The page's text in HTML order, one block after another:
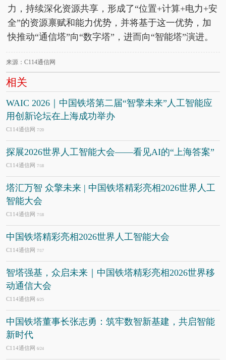
力，持续深化资源共享，形成了“位置+计算+电力+安
全”的资源禀赋和能力优势，并将基于这一优势，加
快推动“通信塔”向“数字塔”，进而向“智能塔”演进。
来源：C114通信网
相关
WAIC 2026｜中国铁塔第二届“智擎未来”人工智能应
用创新论坛在上海成功举办
C114通信网 7/20
探展2026世界人工智能大会——看见AI的“上海答案”
C114通信网 7/18
塔汇万智 众擎未来 | 中国铁塔精彩亮相2026世界人工
智能大会
C114通信网 7/18
中国铁塔精彩亮相2026世界人工智能大会
C114通信网 7/17
智塔强基，众启未来｜中国铁塔精彩亮相2026世界移
动通信大会
C114通信网 6/25
中国铁塔董事长张志勇：筑牢数智新基建，共启智能
新时代
C114通信网 6/24